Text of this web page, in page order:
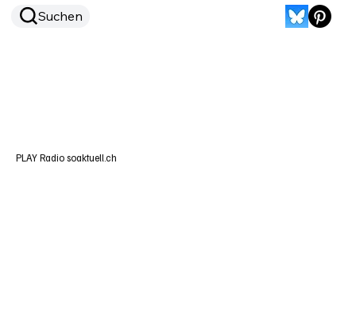
Suchen
PLAY Radio soaktuell.ch